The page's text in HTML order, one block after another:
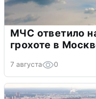
МЧС ответило
грохоте в
7 августа 0